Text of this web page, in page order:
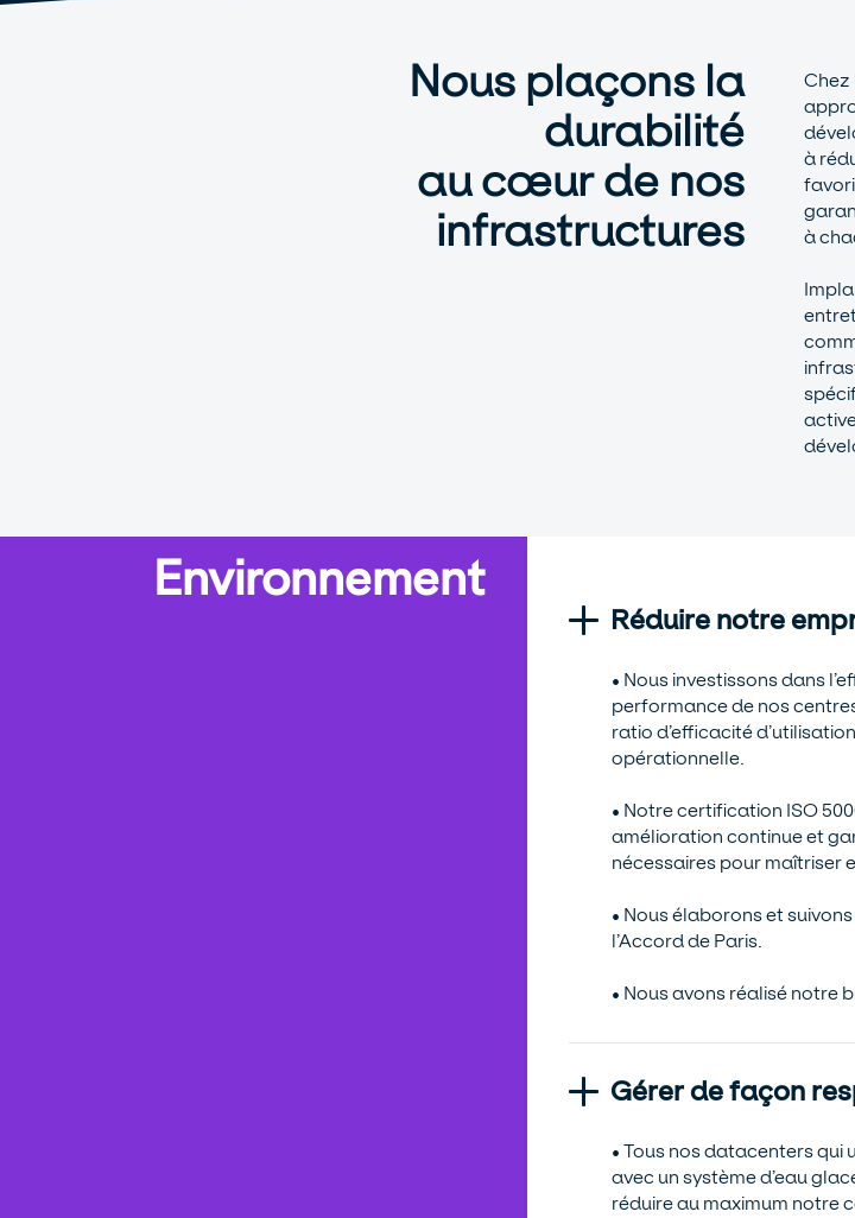
Nous plaçons la
durabilité
au cœur de nos
infrastructures
Chez
à
à
Environnement
Réduire notre
• Nous investissons dans
performance de nos
ratio d’efficacité
opérationnelle.
• Notre certification ISO
amélioration continue et
nécessaires pour maîtriser
• Nous élaborons et
l’Accord de Paris.
• Nous avons réalisé notre
Gérer de façon
• Tous nos datacenters qui
avec un système d’eau
réduire au maximum notre